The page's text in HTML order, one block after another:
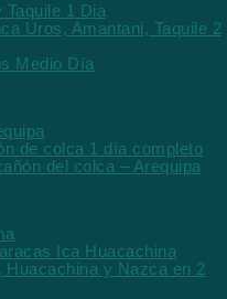
1 Dia
Uros, Amantani, Taquile 2
Medio Día
de colca 1 día completo
del colca – Arequipa
Ica Huacachina
Huacachina y Nazca en 2